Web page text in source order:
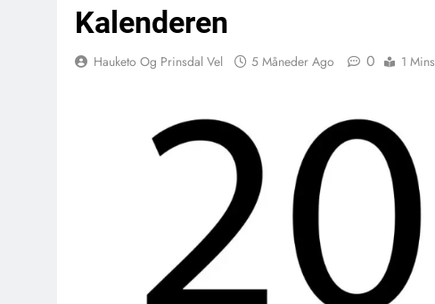
Kalenderen
Hauketo Og Prinsdal Vel 5 Måneder Ago 0 1 Mins